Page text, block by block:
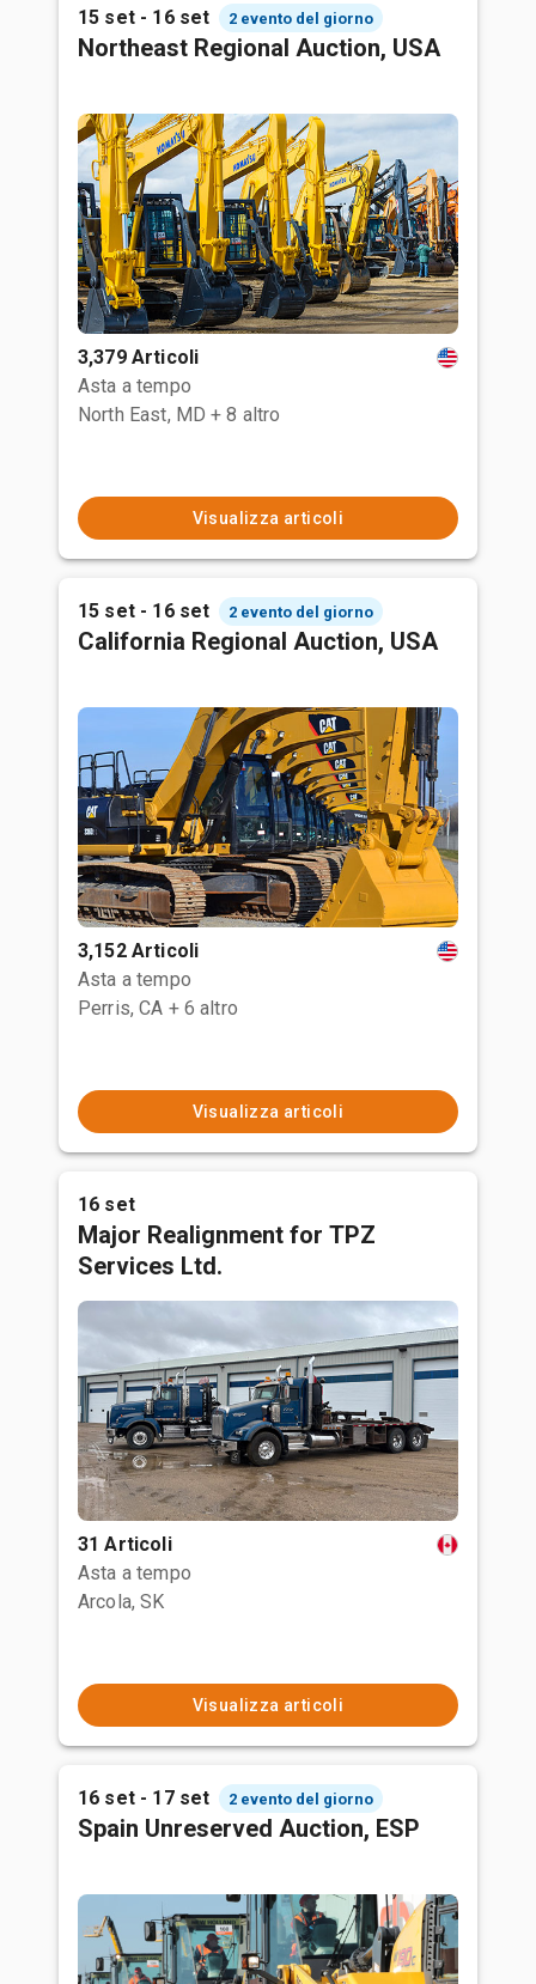
15 set - 16 set 2 evento del giorno
Northeast Regional Auction, USA
3,379 Articoli
Asta a tempo
North East, MD + 8 altro
Visualizza articoli
15 set - 16 set 2 evento del giorno
California Regional Auction, USA
3,152 Articoli
Asta a tempo
Perris, CA + 6 altro
Visualizza articoli
16 set
Major Realignment for TPZ
Services Ltd.
31 Articoli
Asta a tempo
Arcola, SK
Visualizza articoli
16 set - 17 set 2 evento del giorno
Spain Unreserved Auction, ESP